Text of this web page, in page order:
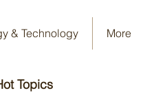
& Technology More
Topics​